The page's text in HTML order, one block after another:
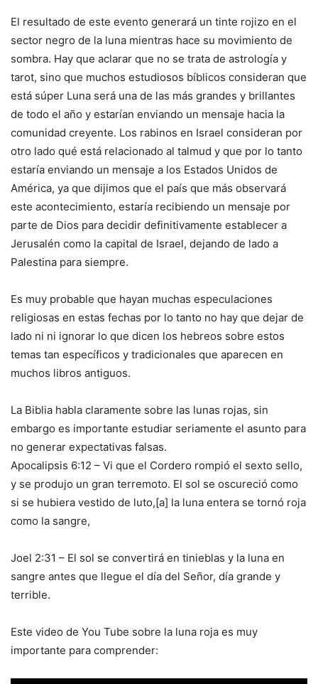
El resultado de este evento generará un tinte rojizo en el
sector negro de la luna mientras hace su movimiento de
sombra. Hay que aclarar que no se trata de astrología y
tarot, sino que muchos estudiosos bíblicos consideran que
está súper Luna será una de las más grandes y brillantes
de todo el año y estarían enviando un mensaje hacia la
comunidad creyente. Los rabinos en Israel consideran por
otro lado qué está relacionado al talmud y que por lo tanto
estaría enviando un mensaje a los Estados Unidos de
América, ya que dijimos que el país que más observará
este acontecimiento, estaría recibiendo un mensaje por
parte de Dios para decidir definitivamente establecer a
Jerusalén como la capital de Israel, dejando de lado a
Palestina para siempre.
Es muy probable que hayan muchas especulaciones
religiosas en estas fechas por lo tanto no hay que dejar de
lado ni ni ignorar lo que dicen los hebreos sobre estos
temas tan específicos y tradicionales que aparecen en
muchos libros antiguos.
La Biblia habla claramente sobre las lunas rojas, sin
embargo es importante estudiar seriamente el asunto para
no generar expectativas falsas.
Apocalipsis 6:12 – Vi que el Cordero rompió el sexto sello,
y se produjo un gran terremoto. El sol se oscureció como
si se hubiera vestido de luto,[a] la luna entera se tornó roja
como la sangre,
Joel 2:31 – El sol se convertirá en tinieblas y la luna en
sangre antes que llegue el día del Señor, día grande y
terrible.
Este video de You Tube sobre la luna roja es muy
importante para comprender: